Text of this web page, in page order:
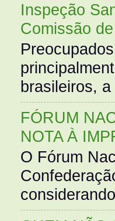
Inspeção
Comissão
brasileiros,
FÓRUM
NOTA À
O Fórum